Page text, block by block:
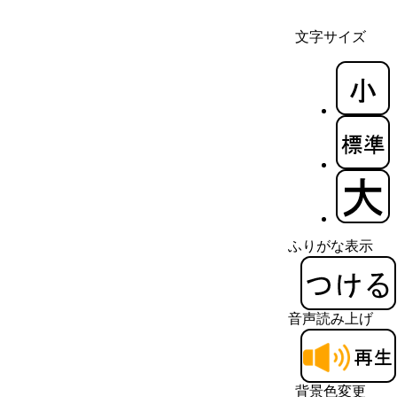
文字サイズ
ふりがな表示
音声読み上げ
背景色変更